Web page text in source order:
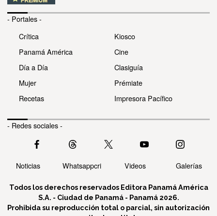
- Portales -
Crítica
Panamá América
Día a Día
Mujer
Recetas
Kiosco
Cine
Clasiguía
Prémiate
Impresora Pacífico
- Redes sociales -
Noticias Whatsappcri Videos Galerías
Todos los derechos reservados Editora Panamá América
S.A. - Ciudad de Panamá - Panamá 2026.
Prohibida su reproducción total o parcial, sin autorización